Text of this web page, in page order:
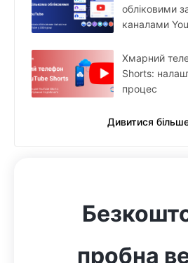
обліковими
каналами
Хмарний
Shorts:
процес
Дивитися
пробна